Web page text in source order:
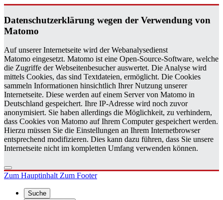
Da­ten­schutz­er­klä­rung wegen der Ver­wen­dung von
Ma­to­mo
Auf unserer Internetseite wird der Webanalysedienst
Matomo eingesetzt. Matomo ist eine Open-Source-Software, welche
die Zugriffe der Webseitenbesucher auswertet. Die Analyse wird
mittels Cookies, das sind Textdateien, ermöglicht. Die Cookies
sammeln Informationen hinsichtlich Ihrer Nutzung unserer
Internetseite. Diese werden auf einem Server von Matomo in
Deutschland gespeichert. Ihre IP-Adresse wird noch zuvor
anonymisiert. Sie haben allerdings die Möglichkeit, zu verhindern,
dass Cookies von Matomo auf Ihrem Computer gespeichert werden.
Hierzu müssen Sie die Einstellungen an Ihrem Internetbrowser
entsprechend modifizieren. Dies kann dazu führen, dass Sie unsere
Internetseite nicht im kompletten Umfang verwenden können.
Zum HauptinhaltZum Footer
Suche